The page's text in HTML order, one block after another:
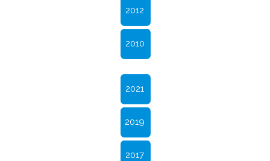
2012
2010
2021
2019
2017